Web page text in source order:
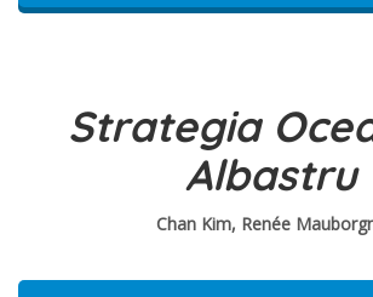
Strategia
Albastru
Chan Kim, Renée